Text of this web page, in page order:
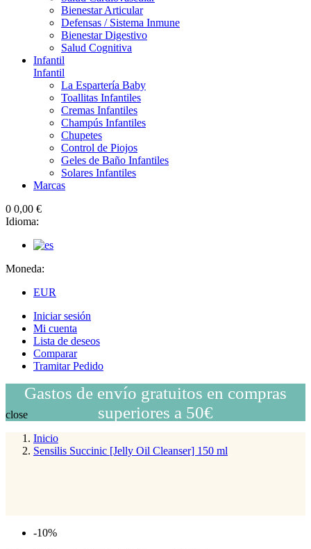
Bienestar Articular
Defensas / Sistema Inmune
Bienestar Digestivo
Salud Cognitiva
Infantil
Infantil
La Espartería Baby
Toallitas Infantiles
Cremas Infantiles
Champús Infantiles
Chupetes
Control de Piojos
Geles de Baño Infantiles
Solares Infantiles
Marcas
0 0,00 €
Idioma:
Moneda:
EUR
Iniciar sesión
Mi cuenta
Lista de deseos
Comparar
Tramitar Pedido
Gastos de envío gratuitos en compras
superiores a 50€
close
Inicio
Sensilis Succinic [Jelly Oil Cleanser] 150 ml
-10%